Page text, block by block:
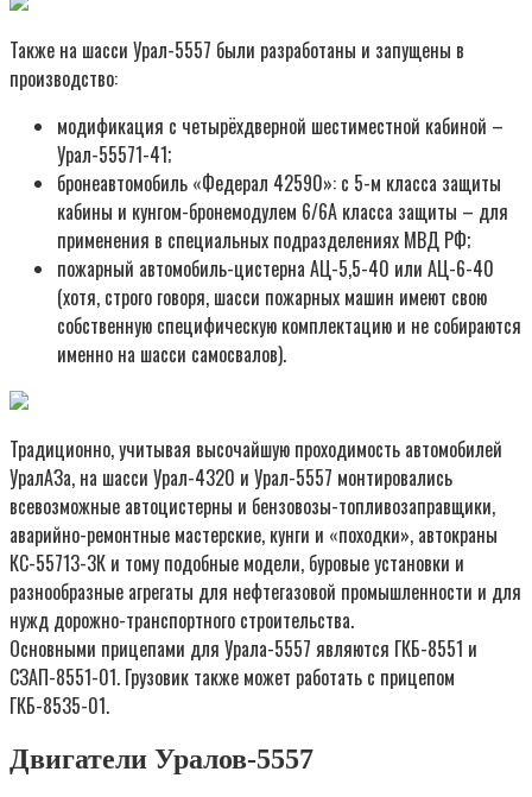
Также на шасси Урал-5557 были разработаны и запущены в
производство:
модификация с четырёхдверной шестиместной кабиной –
Урал-55571-41;
бронеавтомобиль «Федерал 42590»: с 5-м класса защиты
кабины и кунгом-бронемодулем 6/6А класса защиты – для
применения в специальных подразделениях МВД РФ;
пожарный автомобиль-цистерна АЦ-5,5-40 или АЦ-6-40
(хотя, строго говоря, шасси пожарных машин имеют свою
собственную специфическую комплектацию и не собираются
именно на шасси самосвалов).
Традиционно, учитывая высочайшую проходимость автомобилей
УралАЗа, на шасси Урал-4320 и Урал-5557 монтировались
всевозможные автоцистерны и бензовозы-топливозаправщики,
аварийно-ремонтные мастерские, кунги и «походки», автокраны
КС-55713-3К и тому подобные модели, буровые установки и
разнообразные агрегаты для нефтегазовой промышленности и для
нужд дорожно-транспортного строительства.
Основными прицепами для Урала-5557 являются ГКБ-8551 и
СЗАП-8551-01. Грузовик также может работать с прицепом
ГКБ-8535-01.
Двигатели Уралов-5557